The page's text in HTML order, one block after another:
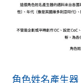
角色姓名產生